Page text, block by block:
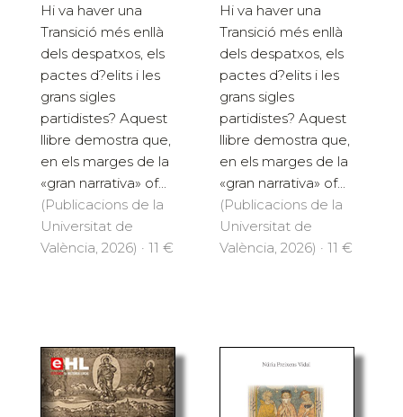
Hi va haver una
Transició més enllà
dels despatxos, els
pactes d?elits i les
grans sigles
partidistes? Aquest
llibre demostra que,
en els marges de la
«gran narrativa» of...
(Publicacions de la
Universitat de
València, 2026) · 11 €
Hi va haver una
Transició més enllà
dels despatxos, els
pactes d?elits i les
grans sigles
partidistes? Aquest
llibre demostra que,
en els marges de la
«gran narrativa» of...
(Publicacions de la
Universitat de
València, 2026) · 11 €